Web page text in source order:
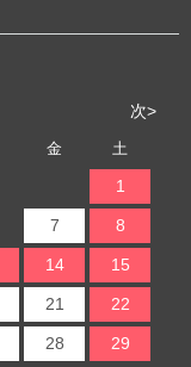
次>
金 土
1
7 8
14 15
21 22
28 29